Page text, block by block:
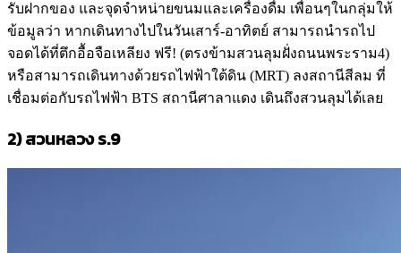
รับฝากของ และจุดจำหน่ายขนมและเครื่องดื่ม เพื่อนๆในกลุ่มให้
ข้อมูลว่า หากเดินทางไปในวันเสาร์-อาทิตย์ สามารถนำรถไป
จอดได้ที่ตึกอื้อจือเหลียง ฟรี! (ตรงข้ามสวนลุมฝั่งถนนพระราม4)
หรือสามารถเดินทางด้วยรถไฟฟ้าใต้ดิน (MRT) ลงสถานีสีลม ที่
เชื่อมต่อกับรถไฟฟ้า BTS สถานีศาลาแดง เดินถึงสวนลุมได้เลย
2)สวนหลวง ร.9